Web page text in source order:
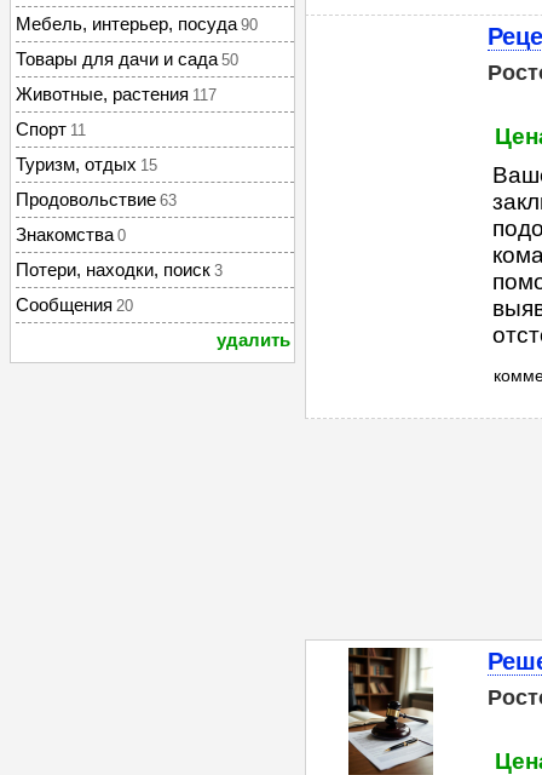
Мебель, интерьер, посуда 90
Товары для дачи и сада 50
Животные, растения 117
Спорт 11
Туризм, отдых 15
Продовольствие 63
Знакомства 0
Потери, находки, поиск 3
Сообщения 20
удалить